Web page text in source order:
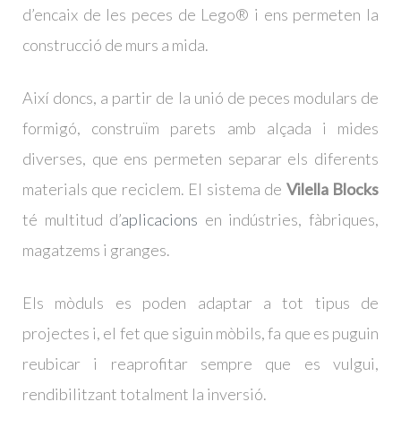
d’encaix de les peces de Lego® i ens permeten la
construcció de murs a mida.
Així doncs, a partir de la unió de peces modulars de
formigó, construïm parets amb alçada i mides
diverses, que ens permeten separar els diferents
materials que reciclem. El sistema de Vilella Blocks
té multitud d’aplicacions en indústries, fàbriques,
magatzems i granges.
Els mòduls es poden adaptar a tot tipus de
projectes i, el fet que siguin mòbils, fa que es puguin
reubicar i reaprofitar sempre que es vulgui,
rendibilitzant totalment la inversió.